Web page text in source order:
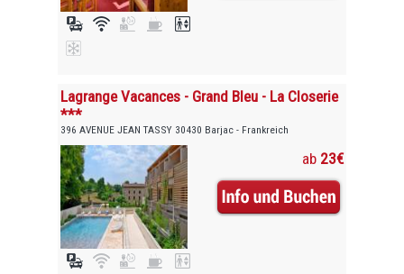
Lagrange Vacances - Grand Bleu - La Closerie
***
396 AVENUE JEAN TASSY 30430 Barjac - Frankreich
ab 23€